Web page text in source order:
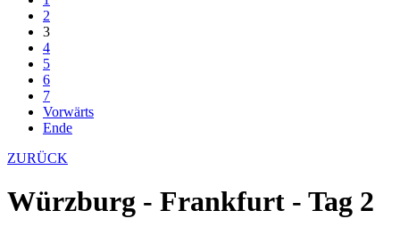
2
3
4
5
6
7
Vorwärts
Ende
ZURÜCK
Würzburg - Frankfurt - Tag 2